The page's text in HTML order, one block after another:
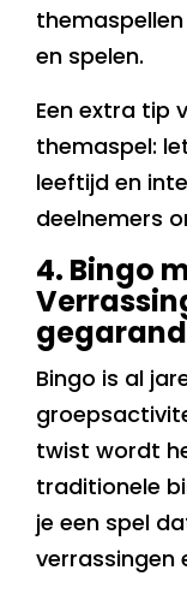
en spelen.
Een extra tip
themaspel:
leeftijd en
deelnemers
4. Bingo
Bingo is al
twist wordt
traditionele
je een spel
verrassingen